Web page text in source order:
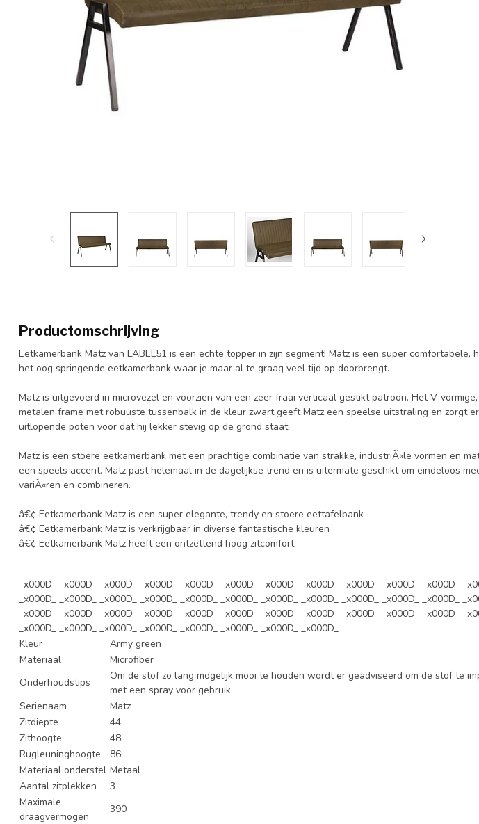
Productomschrijving
Eetkamerbank Matz van LABEL51 is een echte topper in zijn segment! Matz is een super comfortabele,
het oog springende eetkamerbank waar je maar al te graag veel tijd op doorbrengt.
Matz is uitgevoerd in microvezel en voorzien van een zeer fraai verticaal gestikt patroon. Het V-
metalen frame met robuuste tussenbalk in de kleur zwart geeft Matz een speelse uitstraling en zorgt
uitlopende poten voor dat hij lekker stevig op de grond staat.
Matz is een stoere eetkamerbank met een prachtige combinatie van strakke, industriÃ«le vormen en
een speels accent. Matz past helemaal in de dagelijkse trend en is uitermate geschikt om eindeloos
variÃ«ren en combineren.
â€¢ Eetkamerbank Matz is een super elegante, trendy en stoere eettafelbank
â€¢ Eetkamerbank Matz is verkrijgbaar in diverse fantastische kleuren
â€¢ Eetkamerbank Matz heeft een ontzettend hoog zitcomfort
_x000D_ _x000D_ _x000D_ _x000D_ _x000D_ _x000D_ _x000D_ _x000D_ _x000D_ _x000D_ _x000D_
_x000D_ _x000D_ _x000D_ _x000D_ _x000D_ _x000D_ _x000D_ _x000D_ _x000D_ _x000D_ _x000D_
_x000D_ _x000D_ _x000D_ _x000D_ _x000D_ _x000D_ _x000D_ _x000D_ _x000D_ _x000D_ _x000D_
_x000D_ _x000D_ _x000D_ _x000D_ _x000D_ _x000D_ _x000D_ _x000D_
Kleur
Army green
Materiaal
Microfiber
Onderhoudstips
Om de stof zo lang mogelijk mooi te houden wordt er geadviseerd om de stof te
met een spray voor gebruik.
Serienaam
Matz
Zitdiepte
44
Zithoogte
48
Rugleuninghoogte
86
Materiaal onderstel Metaal
Aantal zitplekken
3
Maximale
draagvermogen
390